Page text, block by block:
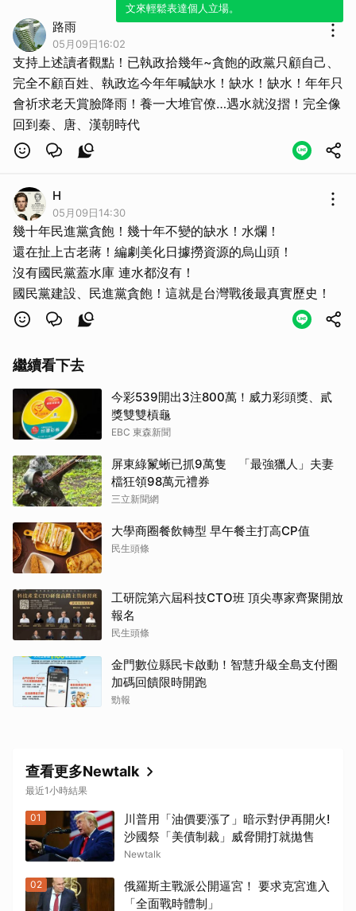
文來輕鬆表達個人立場。
路雨
05月09日16:02
支持上述讀者觀點！已執政拾幾年~貪飽的政黨只顧自己、
完全不顧百姓、執政迄今年年喊缺水！缺水！缺水！年年只
會祈求老天賞臉降雨！養一大堆官僚…遇水就沒摺！完全像
回到秦、唐、漢朝時代
H
05月09日14:30
幾十年民進黨貪飽！幾十年不變的缺水！水爛！
還在扯上古老蔣！編劇美化日據撈資源的烏山頭！
沒有國民黨蓋水庫 連水都沒有！
國民黨建設、民進黨貪飽！這就是台灣戰後最真實歷史！
繼續看下去
今彩539開出3注800萬！威力彩頭獎、貳
獎雙雙槓龜
EBC 東森新聞
屏東綠鬣蜥已抓9萬隻 「最強獵人」夫妻
檔狂領98萬元禮券
三立新聞網
大學商圈餐飲轉型 早午餐主打高CP值
民生頭條
工研院第六屆科技CTO班 頂尖專家齊聚開放
報名
民生頭條
金門數位縣民卡啟動！智慧升級全島支付圈
加碼回饋限時開跑
勁報
查看更多Newtalk
最近1小時結果
01
川普用「油價要漲了」暗示對伊再開火!
沙國祭「美債制裁」威脅開打就拋售
Newtalk
02
俄羅斯主戰派公開逼宮！ 要求克宮進入
「全面戰時體制」